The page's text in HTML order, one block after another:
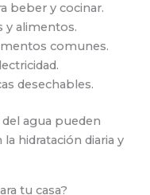
beber y cocinar.
y alimentos.
comunes.
desechables.
agua pueden
hidratación diaria y
tu casa?